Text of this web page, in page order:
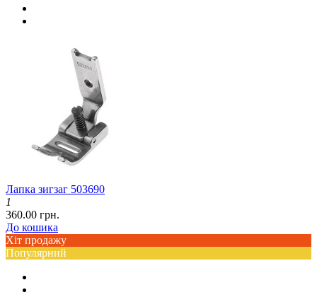
Лапка зигзаг 503690
1
360.00 грн.
До кошика
Хіт продажу
Популярний